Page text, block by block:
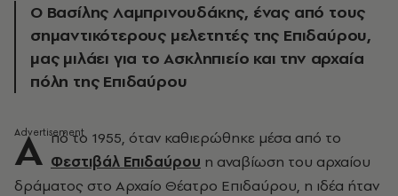
Ο Βασίλης Λαμπρινουδάκης, ένας από τους
σημαντικότερους μελετητές της Επιδαύρου,
μας μιλάει για το Ασκληπιείο και την αρχαία
πόλη της Επιδαύρου
Α πό το 1955, όταν καθιερώθηκε μέσα από το
Φεστιβάλ Επιδαύρου η αναβίωση του αρχαίου
δράματος στο Αρχαίο Θέατρο Επιδαύρου, η ιδέα ήταν